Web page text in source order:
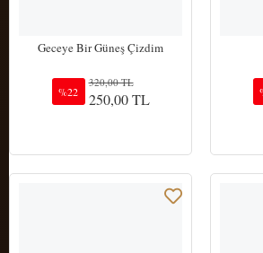
Geceye Bir Güneş Çizdim
%22
320,00 TL
250,00 TL